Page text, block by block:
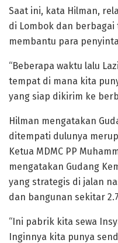
Saat ini, kata Hilman,
di Lombok dan
membantu para
“Beberapa waktu lalu
tempat di mana kita
yang siap dikirim ke
Hilman mengatakan
ditempati dulunya
Ketua MDMC PP
mengatakan Gudang
yang strategis di jalan
dan bangunan sekitar
“Ini pabrik kita sewa
Inginnya kita punya